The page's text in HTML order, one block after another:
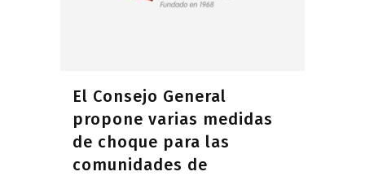
El Consejo General
propone varias medidas
de choque para las
comunidades de